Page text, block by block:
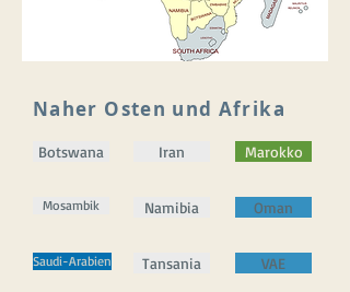
Naher Osten und Afrika
Botswana
Mosambik
Saudi-Arabien
Iran
Namibia
Tansania
Marokko
Oman
VAE